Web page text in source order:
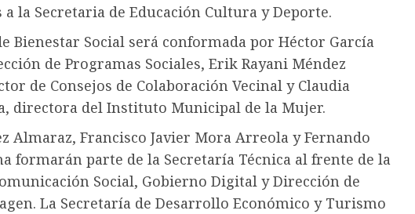
la Secretaria de Educación Cultura y Deporte.
Bienestar Social será conformada por Héctor García
de Programas Sociales, Erik Rayani Méndez
de Consejos de Colaboración Vecinal y Claudia
directora del Instituto Municipal de la Mujer.
Almaraz, Francisco Javier Mora Arreola y Fernando
formarán parte de la Secretaría Técnica al frente de la
Social, Gobierno Digital y Dirección de
La Secretaría de Desarrollo Económico y Turismo